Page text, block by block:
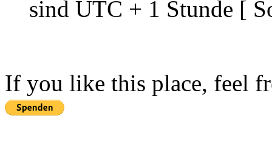
sind UTC + 1 Stunde [
If you like this place, feel